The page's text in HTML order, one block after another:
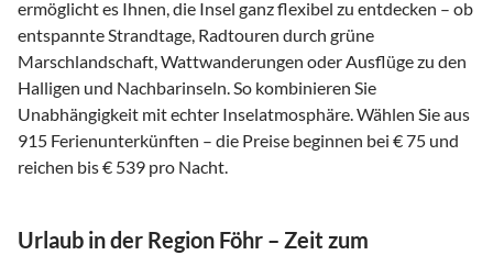
ermöglicht es Ihnen, die Insel ganz flexibel zu entdecken – ob
entspannte Strandtage, Radtouren durch grüne
Marschlandschaft, Wattwanderungen oder Ausflüge zu den
Halligen und Nachbarinseln. So kombinieren Sie
Unabhängigkeit mit echter Inselatmosphäre. Wählen Sie aus
915 Ferienunterkünften – die Preise beginnen bei € 75 und
reichen bis € 539 pro Nacht.
Urlaub in der Region Föhr – Zeit zum